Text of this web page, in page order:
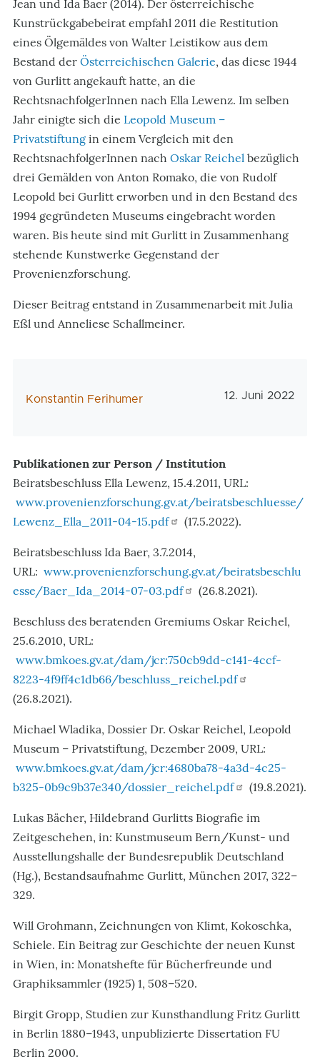
Jean und Ida Baer (2014). Der österreichische
Kunstrückgabebeirat empfahl 2011 die Restitution
eines Ölgemäldes von Walter Leistikow aus dem
Bestand der Österreichischen Galerie, das diese 1944
von Gurlitt angekauft hatte, an die
RechtsnachfolgerInnen nach Ella Lewenz. Im selben
Jahr einigte sich die Leopold Museum –
Privatstiftung in einem Vergleich mit den
RechtsnachfolgerInnen nach Oskar Reichel bezüglich
drei Gemälden von Anton Romako, die von Rudolf
Leopold bei Gurlitt erworben und in den Bestand des
1994 gegründeten Museums eingebracht worden
waren. Bis heute sind mit Gurlitt in Zusammenhang
stehende Kunstwerke Gegenstand der
Provenienzforschung.
Dieser Beitrag entstand in Zusammenarbeit mit Julia
Eßl und Anneliese Schallmeiner.
AutorIn
Konstantin Ferihumer 12. Juni 2022
Publikationen zur Person / Institution
Beiratsbeschluss Ella Lewenz, 15.4.2011, URL:
www.provenienzforschung.gv.at/beiratsbeschluesse/
Lewenz_Ella_2011-04-15.pdf
(17.5.2022).
Beiratsbeschluss Ida Baer, 3.7.2014,
URL: www.provenienzforschung.gv.at/beiratsbeschlu
esse/Baer_Ida_2014-07-03.pdf
(26.8.2021).
Beschluss des beratenden Gremiums Oskar Reichel,
25.6.2010, URL:
www.bmkoes.gv.at/dam/jcr:750cb9dd-c141-4ccf-
8223-4f9ff4c1db66/beschluss_reichel.pdf
(26.8.2021).
Michael Wladika, Dossier Dr. Oskar Reichel, Leopold
Museum – Privatstiftung, Dezember 2009, URL:
www.bmkoes.gv.at/dam/jcr:4680ba78-4a3d-4c25-
b325-0b9c9b37e340/dossier_reichel.pdf
(19.8.2021).
Lukas Bächer, Hildebrand Gurlitts Biografie im
Zeitgeschehen, in: Kunstmuseum Bern/Kunst- und
Ausstellungshalle der Bundesrepublik Deutschland
(Hg.), Bestandsaufnahme Gurlitt, München 2017, 322–
329.
Will Grohmann, Zeichnungen von Klimt, Kokoschka,
Schiele. Ein Beitrag zur Geschichte der neuen Kunst
in Wien, in: Monatshefte für Bücherfreunde und
Graphiksammler (1925) 1, 508–520.
Birgit Gropp, Studien zur Kunsthandlung Fritz Gurlitt
in Berlin 1880–1943, unpublizierte Dissertation FU
Berlin 2000.